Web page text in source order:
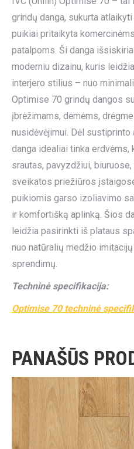
grindų danga, sukurta
puikiai pritaikyta
patalpoms. Ši danga
moderniu dizainu, kuris
interjero stilius – nuo
Optimise 70 grindų dangos
įbrėžimams, dėmėms,
nusidėvėjimui. Dėl
danga idealiai tinka
srautas, pavyzdžiui,
sveikatos priežiūros
puikiomis garso izoliavimo
ir komfortišką aplinką. Šios
leidžia pasirinkti iš plataus
nuo natūralių medžio
sprendimų.
Techninė specifikacija:
Optimise 70 techninė
PANAŠŪS